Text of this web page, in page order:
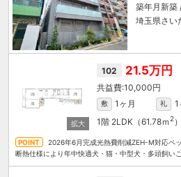
築年月新築
埼玉県さい
102 21.5万円
10,000円
敷 1ヶ月 礼
1
1階 2LDK（61.78ｍ 2）
2026年6月完成光熱費削減ZEH-M対応ペ
断熱仕様により年中快適犬・猫・中型犬・多頭飼い